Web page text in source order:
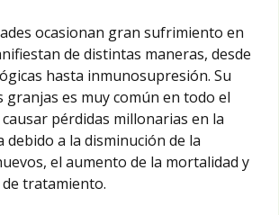
ocasionan gran sufrimiento en
de distintas maneras, desde
hasta inmunosupresión. Su
granjas es muy común en todo el
pérdidas millonarias en la
debido a la disminución de la
el aumento de la mortalidad y
tratamiento.